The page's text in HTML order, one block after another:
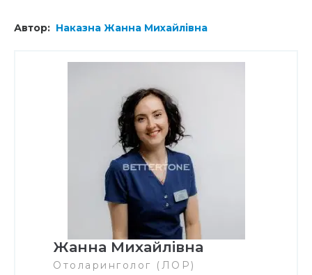
Автор: Наказна Жанна Михайлівна
Жанна Михайлівна
Отоларинголог (ЛОР)